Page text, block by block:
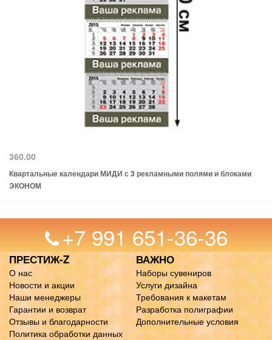
360.00
Квартальные календари МИДИ с 3 рекламными полями и блоками
ЭКОНОМ
+7 991 651-36-36
ПРЕСТИЖ-Z
О нас
Новости и акции
Наши менеджеры
Гарантии и возврат
Отзывы и благодарности
Политика обработки данных
ВАЖНО
Наборы сувениров
Услуги дизайна
Требования к макетам
Разработка полиграфии
Дополнительные условия